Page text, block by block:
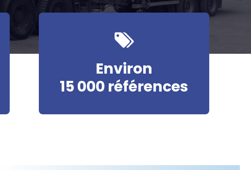
Environ
15 000 références